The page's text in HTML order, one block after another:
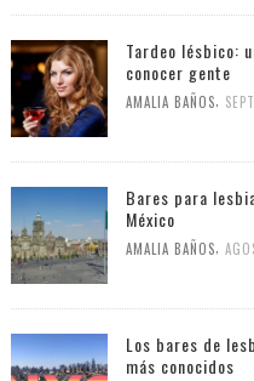
Tardeo lésbico:
conocer gente
AMALIA BAÑOS
Bares para
México
AMALIA BAÑOS
Los bares de
más conocidos